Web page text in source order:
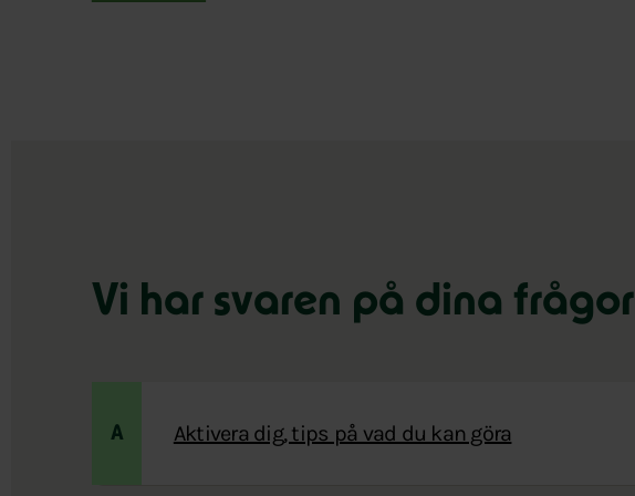
Vi har svaren på dina frågor
A Aktivera dig, tips på vad du kan göra